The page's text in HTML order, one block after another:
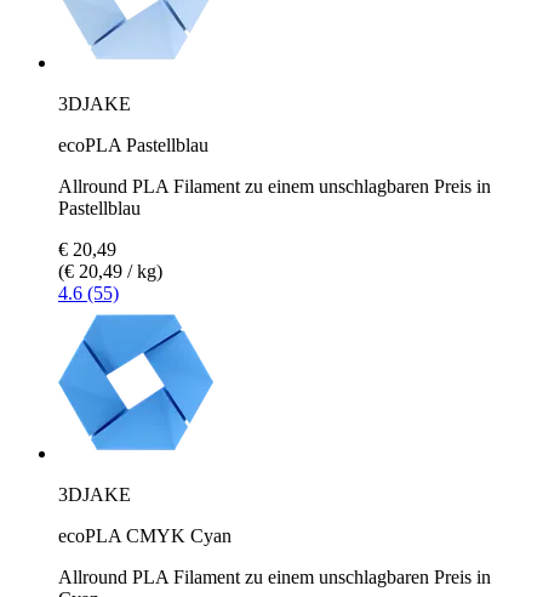
3DJAKE
ecoPLA Pastellblau
Allround PLA Filament zu einem unschlagbaren Preis in
Pastellblau
€ 20,49
(€ 20,49 / kg)
4.6 (55)
3DJAKE
ecoPLA CMYK Cyan
Allround PLA Filament zu einem unschlagbaren Preis in